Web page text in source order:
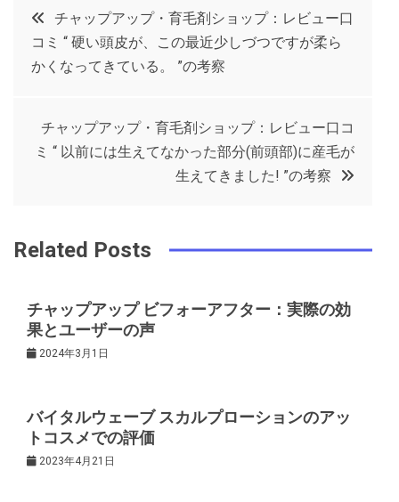
e
r
s
t
e
d
投
稿
ビ
ー
シ
ョ
チャップアップ・育毛剤ショップ：レビュー口
コミ “ 硬い頭皮が、この最近少しづつですが柔ら
かくなってきている。 ”の考察
チャップアップ・育毛剤ショップ：レビュー口コ
ミ “ 以前には生えてなかった部分(前頭部)に産毛が
生えてきました! ”の考察
Related Posts
チャップアップ ビフォーアフター：実際の効
果とユーザーの声
2024年3月1日
バイタルウェーブ スカルプローションのアッ
トコスメでの評価
2023年4月21日